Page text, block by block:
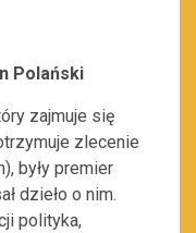
Polański
zajmuje się
zlecenie
były premier
dzieło o nim.
polityka,